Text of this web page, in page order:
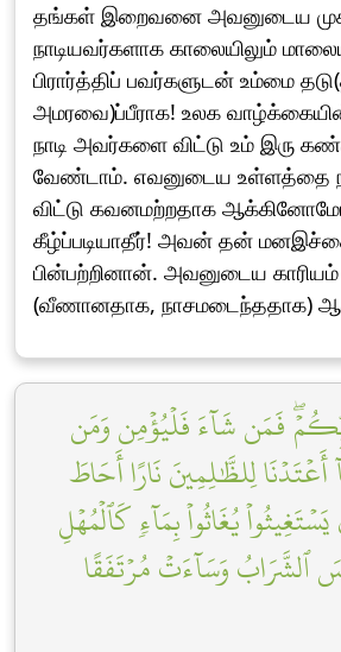
தங்கள் இறைவனை அவனுடைய
நாடியவர்களாக காலையிலும்
பிரார்த்திப் பவர்களுடன் உம்மை
அமரவை)ப்பீராக! உலக
நாடி அவர்களை விட்டு உம் இரு
வேண்டாம். எவனுடைய உள்ளத்தை
விட்டு கவனமற்றதாக
கீழ்ப்படியாதீர்! அவன் தன்
பின்பற்றினான். அவனுடைய
(வீணானதாக, நாசமடைந்ததாக)
فَمَن شَآءَ فَلۡيُؤۡمِن وَمَن
لِلظَّٰلِمِينَ نَارًا أَحَاطَ
يُغَاثُواْ بِمَآءٖ كَٱلۡمُهۡلِ
ٱلشَّرَابُ وَسَآءَتۡ مُرۡتَفَقًا